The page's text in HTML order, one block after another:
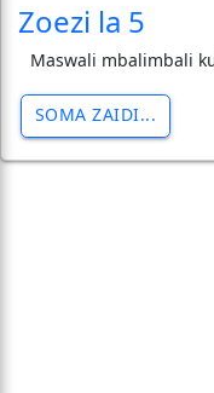
Zoezi la 5
Maswali mbalimbali
SOMA ZAIDI...